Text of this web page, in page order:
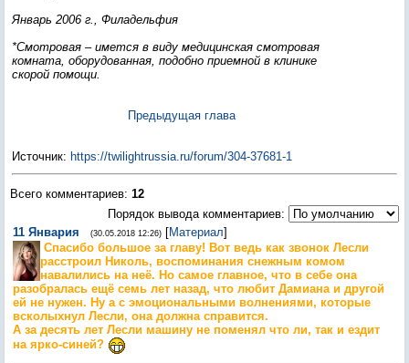
Январь 2006 г., Филадельфия
*Смотровая – имется в виду медицинская смотровая
комната, оборудованная, подобно приемной в клинике
скорой помощи.
Предыдущая глава
Источник: https://twilightrussia.ru/forum/304-37681-1
Всего комментариев: 12
Порядок вывода комментариев:
11 Январия (30.05.2018 12:26) [Материал]
Спасибо большое за главу! Вот ведь как звонок Лесли
расстроил Николь, воспоминания снежным комом
навалились на неё. Но самое главное, что в себе она
разобралась ещё семь лет назад, что любит Дамиана и другой
ей не нужен. Ну а с эмоциональными волнениями, которые
всколыхнул Лесли, она должна справится.
А за десять лет Лесли машину не поменял что ли, так и ездит
на ярко-синей?